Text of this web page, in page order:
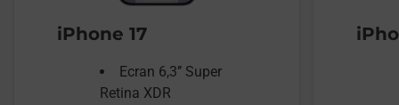
iPhone 17
Ecran 6,3’’ Super
Retina XDR